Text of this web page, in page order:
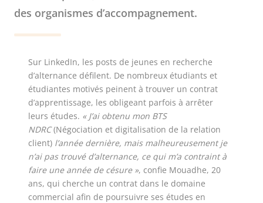
des organismes d’accompagnement.
Sur LinkedIn, les posts de jeunes en recherche
d’alternance défilent. De nombreux étudiants et
étudiantes motivés peinent à trouver un contrat
d’apprentissage, les obligeant parfois à arrêter
leurs études. « J’ai obtenu mon BTS
NDRC(Négociation et digitalisation de la relation
client) l’année dernière, mais malheureusement je
n’ai pas trouvé d’alternance, ce qui m’a contraint à
faire une année de césure », confie Mouadhe, 20
ans, qui cherche un contrat dans le domaine
commercial afin de poursuivre ses études en